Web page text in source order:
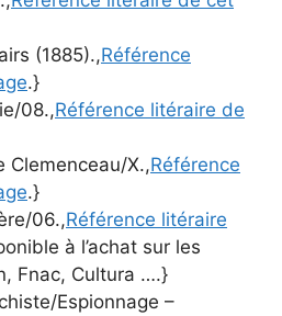
(1885).,Référence
.}
08.,Référence litéraire de
Clemenceau/X.,Référence
.}
06.,Référence litéraire
à l’achat sur les
Fnac, Cultura ….}
Espionnage –